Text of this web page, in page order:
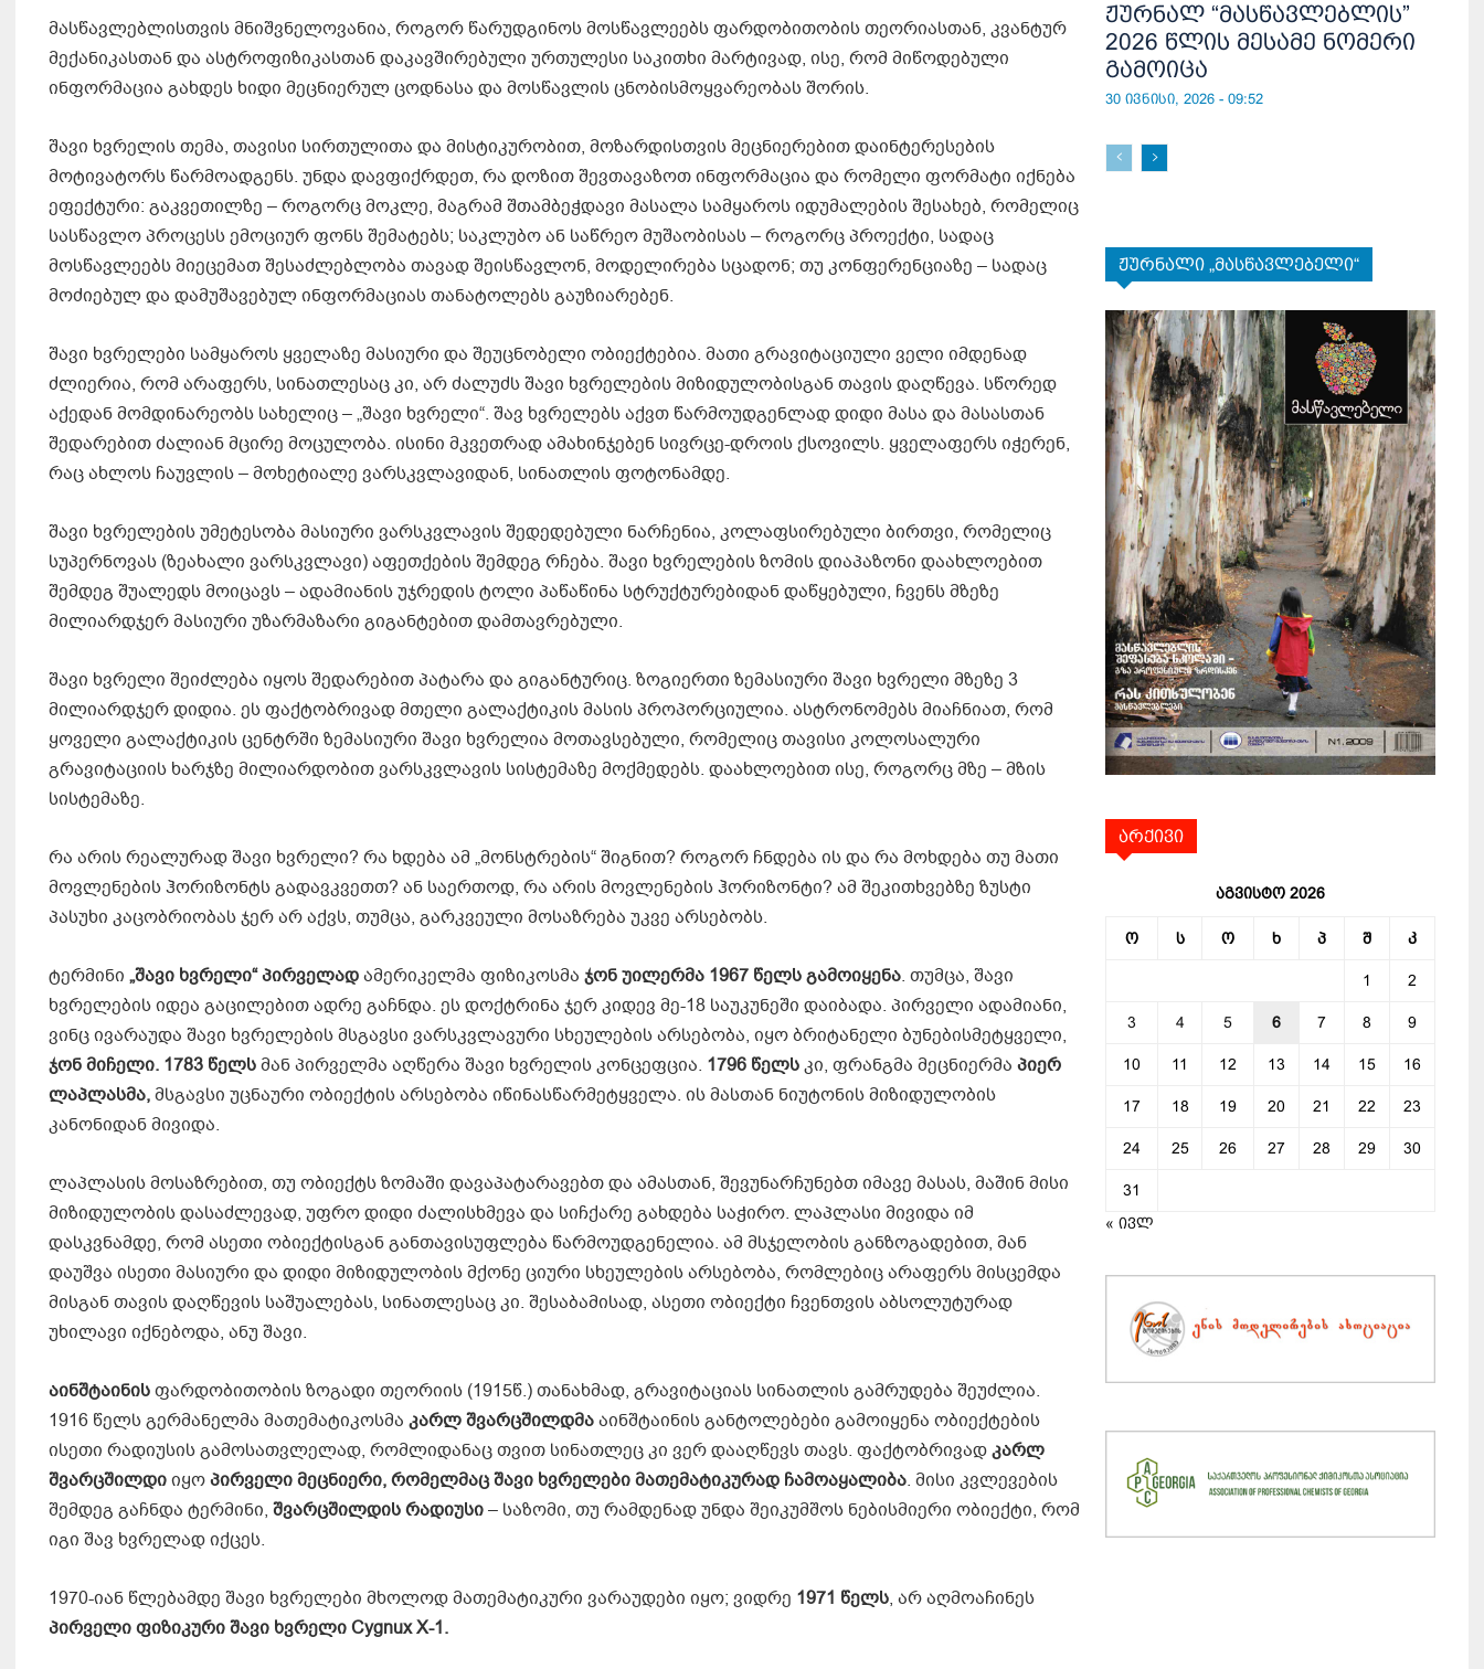
მასწავლებლისთვის მნიშვნელოვანია, როგორ წარუდგინოს მოსწავლეებს ფარდობითობის თეორიასთან, კვანტურ
მექანიკასთან და ასტროფიზიკასთან დაკავშირებული ურთულესი საკითხი მარტივად, ისე, რომ მიწოდებული
ინფორმაცია გახდეს ხიდი მეცნიერულ ცოდნასა და მოსწავლის ცნობისმოყვარეობას შორის.
შავი ხვრელის თემა, თავისი სირთულითა და მისტიკურობით, მოზარდისთვის მეცნიერებით დაინტერესების
მოტივატორს წარმოადგენს. უნდა დავფიქრდეთ, რა დოზით შევთავაზოთ ინფორმაცია და რომელი ფორმატი იქნება
ეფექტური: გაკვეთილზე – როგორც მოკლე, მაგრამ შთამბეჭდავი მასალა სამყაროს იდუმალების შესახებ, რომელიც
სასწავლო პროცესს ემოციურ ფონს შემატებს; საკლუბო ან საწრეო მუშაობისას – როგორც პროექტი, სადაც
მოსწავლეებს მიეცემათ შესაძლებლობა თავად შეისწავლონ, მოდელირება სცადონ; თუ კონფერენციაზე – სადაც
მოძიებულ და დამუშავებულ ინფორმაციას თანატოლებს გაუზიარებენ.
შავი ხვრელები სამყაროს ყველაზე მასიური და შეუცნობელი ობიექტებია. მათი გრავიტაციული ველი იმდენად
ძლიერია, რომ არაფერს, სინათლესაც კი, არ ძალუძს შავი ხვრელების მიზიდულობისგან თავის დაღწევა. სწორედ
აქედან მომდინარეობს სახელიც – „შავი ხვრელი“. შავ ხვრელებს აქვთ წარმოუდგენლად დიდი მასა და მასასთან
შედარებით ძალიან მცირე მოცულობა. ისინი მკვეთრად ამახინჯებენ სივრცე-დროის ქსოვილს. ყველაფერს იჭერენ,
რაც ახლოს ჩაუვლის – მოხეტიალე ვარსკვლავიდან, სინათლის ფოტონამდე.
შავი ხვრელების უმეტესობა მასიური ვარსკვლავის შედედებული ნარჩენია, კოლაფსირებული ბირთვი, რომელიც
სუპერნოვას (ზეახალი ვარსკვლავი) აფეთქების შემდეგ რჩება. შავი ხვრელების ზომის დიაპაზონი დაახლოებით
შემდეგ შუალედს მოიცავს – ადამიანის უჯრედის ტოლი პაწაწინა სტრუქტურებიდან დაწყებული, ჩვენს მზეზე
მილიარდჯერ მასიური უზარმაზარი გიგანტებით დამთავრებული.
შავი ხვრელი შეიძლება იყოს შედარებით პატარა და გიგანტურიც. ზოგიერთი ზემასიური შავი ხვრელი მზეზე 3
მილიარდჯერ დიდია. ეს ფაქტობრივად მთელი გალაქტიკის მასის პროპორციულია. ასტრონომებს მიაჩნიათ, რომ
ყოველი გალაქტიკის ცენტრში ზემასიური შავი ხვრელია მოთავსებული, რომელიც თავისი კოლოსალური
გრავიტაციის ხარჯზე მილიარდობით ვარსკვლავის სისტემაზე მოქმედებს. დაახლოებით ისე, როგორც მზე – მზის
სისტემაზე.
რა არის რეალურად შავი ხვრელი? რა ხდება ამ „მონსტრების“ შიგნით? როგორ ჩნდება ის და რა მოხდება თუ მათი
მოვლენების ჰორიზონტს გადავკვეთთ? ან საერთოდ, რა არის მოვლენების ჰორიზონტი? ამ შეკითხვებზე ზუსტი
პასუხი კაცობრიობას ჯერ არ აქვს, თუმცა, გარკვეული მოსაზრება უკვე არსებობს.
ტერმინი „შავი ხვრელი“პირველადამერიკელმა ფიზიკოსმა ჯონუილერმა 1967 წელსგამოიყენა. თუმცა, შავი
ხვრელების იდეა გაცილებით ადრე გაჩნდა. ეს დოქტრინა ჯერ კიდევ მე-18 საუკუნეში დაიბადა. პირველი ადამიანი,
ვინც ივარაუდა შავი ხვრელების მსგავსი ვარსკვლავური სხეულების არსებობა, იყო ბრიტანელი ბუნებისმეტყველი,
ჯონმიჩელი. 1783 წელსმან პირველმა აღწერა შავი ხვრელის კონცეფცია. 1796 წელსკი, ფრანგმა მეცნიერმა პიერ
ლაპლასმა,მსგავსი უცნაური ობიექტის არსებობა იწინასწარმეტყველა. ის მასთან ნიუტონის მიზიდულობის
კანონიდან მივიდა.
ლაპლასის მოსაზრებით, თუ ობიექტს ზომაში დავაპატარავებთ და ამასთან, შევუნარჩუნებთ იმავე მასას, მაშინ მისი
მიზიდულობის დასაძლევად, უფრო დიდი ძალისხმევა და სიჩქარე გახდება საჭირო. ლაპლასი მივიდა იმ
დასკვნამდე, რომ ასეთი ობიექტისგან განთავისუფლება წარმოუდგენელია. ამ მსჯელობის განზოგადებით, მან
დაუშვა ისეთი მასიური და დიდი მიზიდულობის მქონე ციური სხეულების არსებობა, რომლებიც არაფერს მისცემდა
მისგან თავის დაღწევის საშუალებას, სინათლესაც კი. შესაბამისად, ასეთი ობიექტი ჩვენთვის აბსოლუტურად
უხილავი იქნებოდა, ანუ შავი.
აინშტაინისფარდობითობის ზოგადი თეორიის (1915წ.) თანახმად, გრავიტაციას სინათლის გამრუდება შეუძლია.
1916 წელს გერმანელმა მათემატიკოსმა კარლშვარცშილდმააინშტაინის განტოლებები გამოიყენა ობიექტების
ისეთი რადიუსის გამოსათვლელად, რომლიდანაც თვით სინათლეც კი ვერ დააღწევს თავს. ფაქტობრივადკარლ
შვარცშილდიიყოპირველიმეცნიერი,რომელმაცშავი ხვრელებიმათემატიკურად ჩამოაყალიბა. მისი კვლევების
შემდეგ გაჩნდა ტერმინი, შვარცშილდისრადიუსი– საზომი, თუ რამდენად უნდა შეიკუმშოს ნებისმიერი ობიექტი, რომ
იგი შავ ხვრელად იქცეს.
1970-იან წლებამდე შავი ხვრელები მხოლოდ მათემატიკური ვარაუდები იყო; ვიდრე 1971 წელს, არ აღმოაჩინეს
პირველიფიზიკურიშავი ხვრელიCygnux X-1.
ჟურნალ “მასწავლებლის”
2026 წლის მესამე ნომერი
გამოიცა
30 ივნისი, 2026 - 09:52
ჟურნალი „მასწავლებელი“
არქივი
აგვისტო 2026
ო ს ო ხ პ შ კ
1 2
3 4 5 6 7 8 9
10 11 12 13 14 15 16
17 18 19 20 21 22 23
24 25 26 27 28 29 30
31
« ივლ